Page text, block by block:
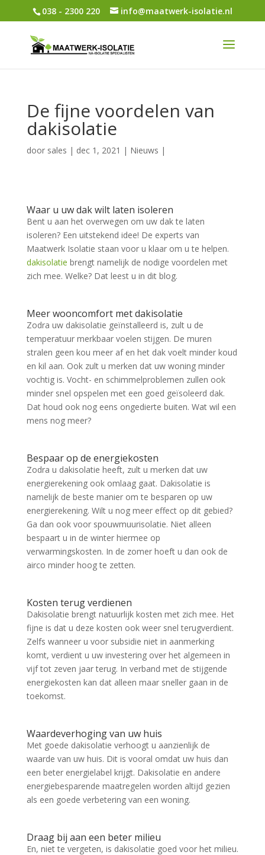
038 - 2300 220 info@maatwerk-isolatie.nl
De fijne voordelen van
dakisolatie
door sales | dec 1, 2021 | Nieuws |
Waar u uw dak wilt laten isoleren
Bent u aan het overwegen om uw dak te laten
isoleren? Een uitstekend idee! De experts van
Maatwerk Isolatie staan voor u klaar om u te helpen.
dakisolatie brengt namelijk de nodige voordelen met
zich mee. Welke? Dat leest u in dit blog.
Meer wooncomfort met dakisolatie
Zodra uw dakisolatie geïnstalleerd is, zult u de
temperatuur merkbaar voelen stijgen. De muren
stralen geen kou meer af en het dak voelt minder koud
en kil aan. Ook zult u merken dat uw woning minder
vochtig is. Vocht- en schimmelproblemen zullen ook
minder snel opspelen met een goed geïsoleerd dak.
Dat houd ook nog eens ongedierte buiten. Wat wil een
mens nog meer?
Bespaar op de energiekosten
Zodra u dakisolatie heeft, zult u merken dat uw
energierekening ook omlaag gaat. Dakisolatie is
namelijk de beste manier om te besparen op uw
energierekening. Wilt u nog meer effect op dit gebied?
Ga dan ook voor spouwmuurisolatie. Niet alleen
bespaart u in de winter hiermee op
verwarmingskosten. In de zomer hoeft u dan ook de
airco minder hoog te zetten.
Kosten terug verdienen
Dakisolatie brengt natuurlijk kosten met zich mee. Het
fijne is dat u deze kosten ook weer snel terugverdient.
Zelfs wanneer u voor subsidie niet in aanmerking
komt, verdient u uw investering over het algemeen in
vijf tot zeven jaar terug. In verband met de stijgende
energiekosten kan dat alleen maar sneller gaan in de
toekomst.
Waardeverhoging van uw huis
Met goede dakisolatie verhoogt u aanzienlijk de
waarde van uw huis. Dit is vooral omdat uw huis dan
een beter energielabel krijgt. Dakisolatie en andere
energiebesparende maatregelen worden altijd gezien
als een goede verbetering van een woning.
Draag bij aan een beter milieu
En, niet te vergeten, is dakisolatie goed voor het milieu.